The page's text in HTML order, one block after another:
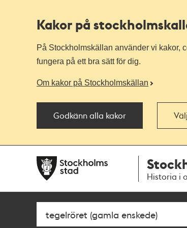
Kakor på
På Stockholmskällan använder vi kakor,
fungera på ett bra sätt för dig.
Om kakor på Stockholmskällan
Godkänn alla kakor
navigationen
huvudinnehållet
Historia i
Sök